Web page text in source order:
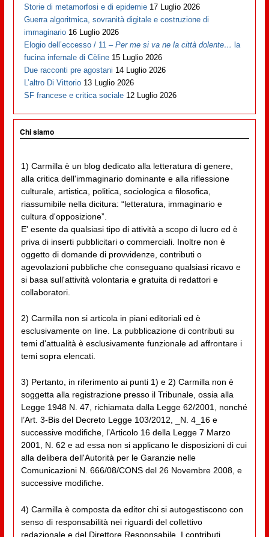
Storie di metamorfosi e di epidemie 17 Luglio 2026
Guerra algoritmica, sovranità digitale e costruzione di
immaginario 16 Luglio 2026
Elogio dell’eccesso / 11 –Per me si va ne la città dolente… la
fucina infernale di Cèline 15 Luglio 2026
Due racconti pre agostani 14 Luglio 2026
L’altro Di Vittorio 13 Luglio 2026
SF francese e critica sociale 12 Luglio 2026
Chi siamo
1) Carmilla è un blog dedicato alla letteratura di genere,
alla critica dell'immaginario dominante e alla riflessione
culturale, artistica, politica, sociologica e filosofica,
riassumibile nella dicitura: “letteratura, immaginario e
cultura d'opposizione”.
E' esente da qualsiasi tipo di attività a scopo di lucro ed è
priva di inserti pubblicitari o commerciali. Inoltre non è
oggetto di domande di provvidenze, contributi o
agevolazioni pubbliche che conseguano qualsiasi ricavo e
si basa sull'attività volontaria e gratuita di redattori e
collaboratori.
2) Carmilla non si articola in piani editoriali ed è
esclusivamente on line. La pubblicazione di contributi su
temi d'attualità è esclusivamente funzionale ad affrontare i
temi sopra elencati.
3) Pertanto, in riferimento ai punti 1) e 2) Carmilla non è
soggetta alla registrazione presso il Tribunale, ossia alla
Legge 1948 N. 47, richiamata dalla Legge 62/2001, nonché
l’Art. 3-Bis del Decreto Legge 103/2012, _N. 4_16 e
successive modifiche, l’Articolo 16 della Legge 7 Marzo
2001, N. 62 e ad essa non si applicano le disposizioni di cui
alla delibera dell'Autorità per le Garanzie nelle
Comunicazioni N. 666/08/CONS del 26 Novembre 2008, e
successive modifiche.
4) Carmilla è composta da editor chi si autogestiscono con
senso di responsabilità nei riguardi del collettivo
redazionale e del Direttore Responsabile. I contributi